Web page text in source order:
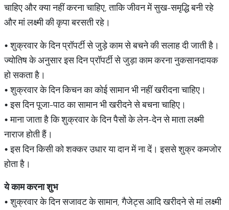
चाहिए और क्या नहीं करना चाहिए, ताकि जीवन में सुख-समृद्धि बनी रहे
और मां लक्ष्मी की कृपा बरसती रहे।
• शुक्रवार के दिन प्रॉपर्टी से जुड़े काम से बचने की सलाह दी जाती है।
ज्योतिष के अनुसार इस दिन प्रॉपर्टी से जुड़ा काम करना नुकसानदायक
हो सकता है।
• शुक्रवार के दिन किचन का कोई सामान भी नहीं खरीदना चाहिए।
• इस दिन पूजा-पाठ का सामान भी खरीदने से बचना चाहिए।
• माना जाता है कि शुक्रवार के दिन पैसों के लेन-देन से माता लक्ष्मी
नाराज होती हैं।
• इस दिन किसी को शक्कर उधार या दान में ना दें। इससे शुक्र कमजोर
होता है।
येकामकरनाशुभ
• शुक्रवार के दिन सजावट के सामान, गैजेट्स आदि खरीदने से मां लक्ष्मी